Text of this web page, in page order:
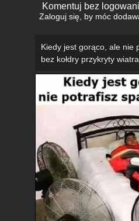
Komentuj bez
Zaloguj się, by móc
Kiedy jest gorąco, ale nie
bez kołdry przykryty